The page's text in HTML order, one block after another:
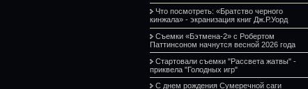
Что посмотреть: «Братство черного
кинжала» - экранизация книг Дж.Р.Уорд
Съемки «Бэтмена-2» с Робертом
Паттинсоном начнутся весной 2026 года
Стартовали съемки "Рассвета жатвы" -
приквела "Голодных игр"
С днем рождения Сумеречной саги